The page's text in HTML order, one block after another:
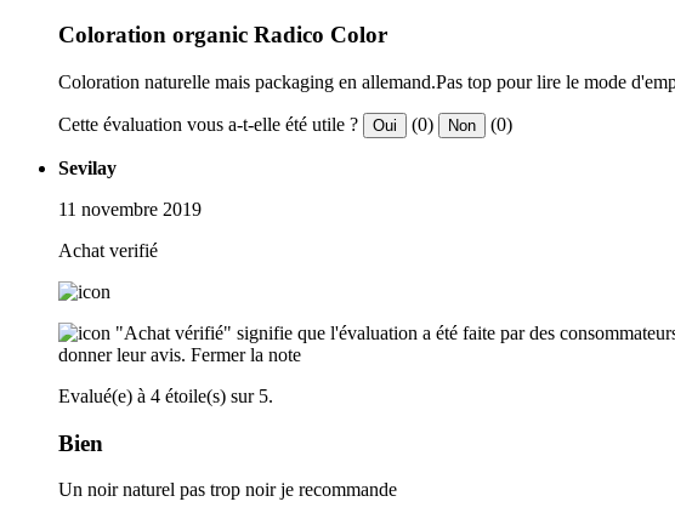
Coloration organic Radico Color
Coloration naturelle mais packaging en allemand.Pas top pour lire le mode
Cette évaluation vous a-t-elle été utile ? Oui (0) Non (0)
Sevilay
11 novembre 2019
Achat verifié
"Achat vérifié" signifie que l'évaluation a été faite par des
donner leur avis. Fermer la note
Evalué(e) à 4 étoile(s) sur 5.
Bien
Un noir naturel pas trop noir je recommande